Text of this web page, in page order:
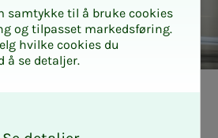
samtykke til å bruke cookies
og tilpasset markedsføring.
hvilke cookies du
å se detaljer.